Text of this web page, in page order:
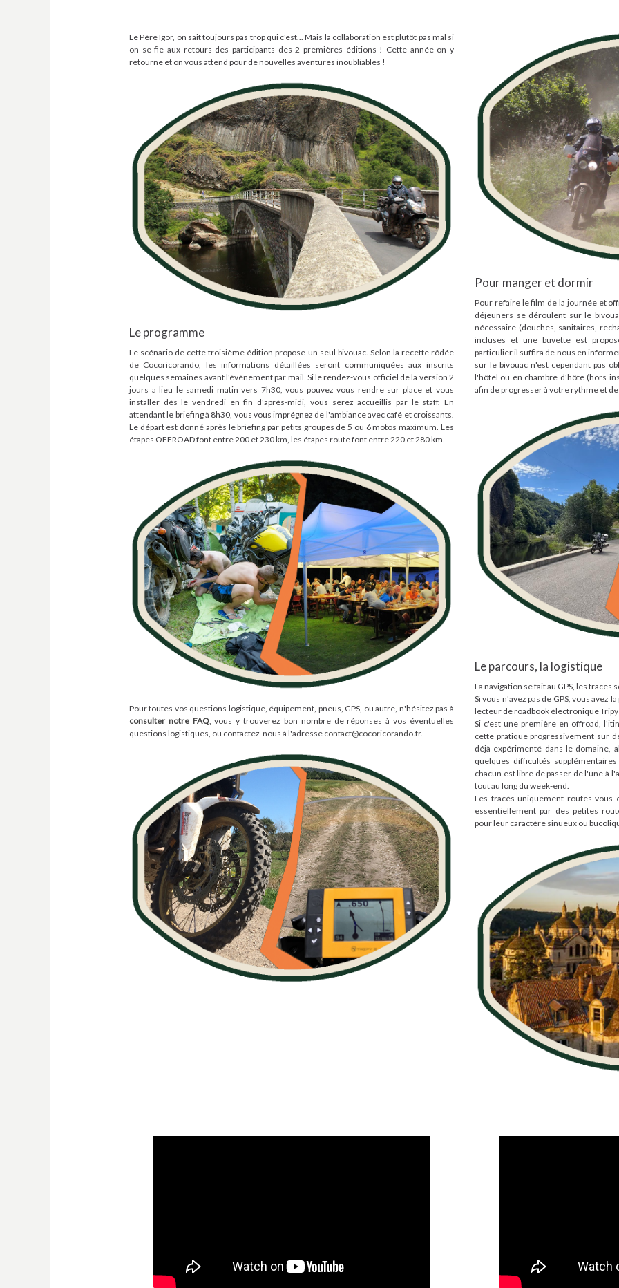
Le Père Igor, on sait toujours pas trop qui c'est... Mais la collaboration est plutôt pas mal si
on se fie aux retours des participants des 2 premières éditions ! Cette année on y
retourne et on vous attend pour de nouvelles aventures inoubliables !
Le programme
Le scénario de cette troisième édition propose un seul bivouac. Selon la recette rôdée
de Cocoricorando, les informations détaillées seront communiquées aux inscrits
quelques semaines avant l'événement par mail. Si le rendez-vous officiel de la version 2
jours a lieu le samedi matin vers 7h30, vous pouvez vous rendre sur place et vous
installer dès le vendredi en fin d'après-midi, vous serez accueillis par le staff. En
attendant le briefing à 8h30, vous vous imprégnez de l'ambiance avec café et croissants.
Le départ est donné après le briefing par petits groupes de 5 ou 6 motos maximum. Les
étapes OFFROAD font entre 200 et 230 km, les étapes route font entre 220 et 280 km.
Pour toutes vos questions logistique, équipement, pneus, GPS, ou autre, n'hésitez pas à
consulter notre FAQ, vous y trouverez bon nombre de réponses à vos éventuelles
questions logistiques, ou contactez-nous à l'adresse contact@cocoricorando.fr.
Pour manger et dormir
Pour refaire le film de la journée et
déjeuners se déroulent sur le
nécessaire (douches, sanitaires,
incluses et une buvette est
particulier il suffira de nous en
sur le bivouac n'est cependant pas
l'hôtel ou en chambre d'hôte (hors
afin de progresser à votre rythme et
Le parcours, la logistique
La navigation se fait au GPS, les
Si vous n'avez pas de GPS, vous avez
lecteur de roadbook électronique Tripy
Si c'est une première en offroad,
cette pratique progressivement sur
déjà expérimenté dans le domaine,
quelques difficultés
chacun est libre de passer de l'une à
tout au long du week-end.
Les tracés uniquement routes vous
essentiellement par des petites
pour leur caractère sinueux ou